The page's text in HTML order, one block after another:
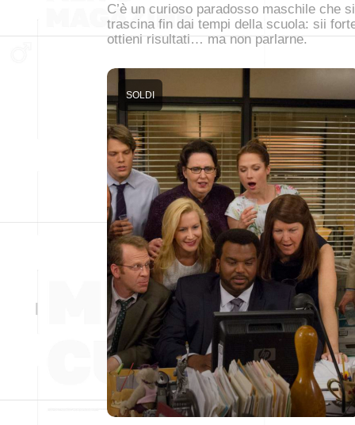
C’è un curioso paradosso maschile che si
trascina fin dai tempi della scuola: sii
ottieni risultati… ma non parlarne.
SOLDI